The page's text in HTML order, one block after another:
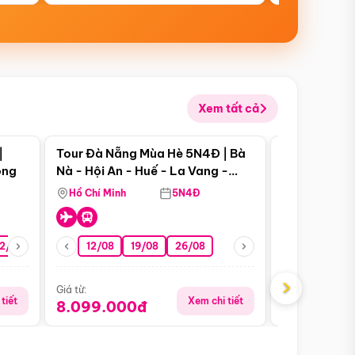
Xem tất cả
08 26/08 05/09 09/09 12/09
tiết
Điểm nổi bật
Tour Đà Nẵng Mùa Hè 5N4Đ | Bà
Nà - Hội An - Huế - La Vang -
Động Thiên Đường
Hồ Chí Minh 5N4Đ
12/08 19/08 26/08
Giá từ:
8.099.000đ Xem chi tiết
Giá từ:
›